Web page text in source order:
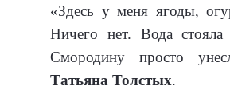
«Здесь у меня ягоды,
Ничего нет. Вода
Смородину просто
Татьяна Толстых.